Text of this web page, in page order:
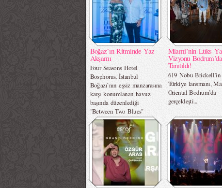
Boğaz`ın Ritminde Yaz
Akşamı
Four Seasons Hotel
Bosphorus, İstanbul
Boğazı`nın eşsiz manzarasına
karşı konumlanan havuz
başında düzenlediği
"Between Two Blues"
davetiyle yazın en özel
akşamlarından birine ev
sahipliği yaptı.
Miami’nin Lüks
Vizyonu Bodrum’da
Tanıtıldı!
619 Nobu Brickell’in
Türkiye lansmanı,
Oriental Bodrum’da
gerçekleşti...